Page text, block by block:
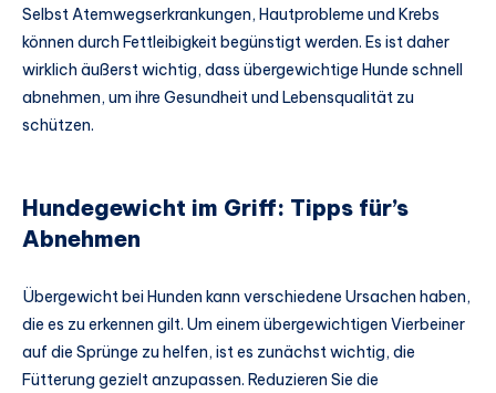
Selbst Atemwegserkrankungen, Hautprobleme und Krebs
können durch Fettleibigkeit begünstigt werden. Es ist daher
wirklich äußerst wichtig, dass übergewichtige Hunde schnell
abnehmen, um ihre Gesundheit und Lebensqualität zu
schützen.
Hundegewicht im Griff: Tipps für’s
Abnehmen
Übergewicht bei Hunden kann verschiedene Ursachen haben,
die es zu erkennen gilt. Um einem übergewichtigen Vierbeiner
auf die Sprünge zu helfen, ist es zunächst wichtig, die
Fütterung gezielt anzupassen. Reduzieren Sie die